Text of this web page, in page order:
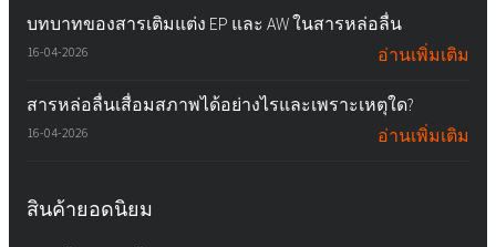
บทบาทของสารเติมแต่ง EP และ AW ในสารหล่อลื่น
16-04-2026 อ่านเพิ่มเติม
สารหล่อลื่นเสื่อมสภาพได้อย่างไรและเพราะเหตุใด?
16-04-2026 อ่านเพิ่มเติม
สินค้ายอดนิยม